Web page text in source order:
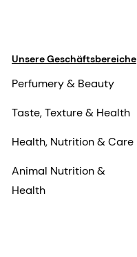
Unsere Geschäftsbereiche
Perfumery & Beauty
Taste, Texture & Health
Health, Nutrition & Care
Animal Nutrition &
Health